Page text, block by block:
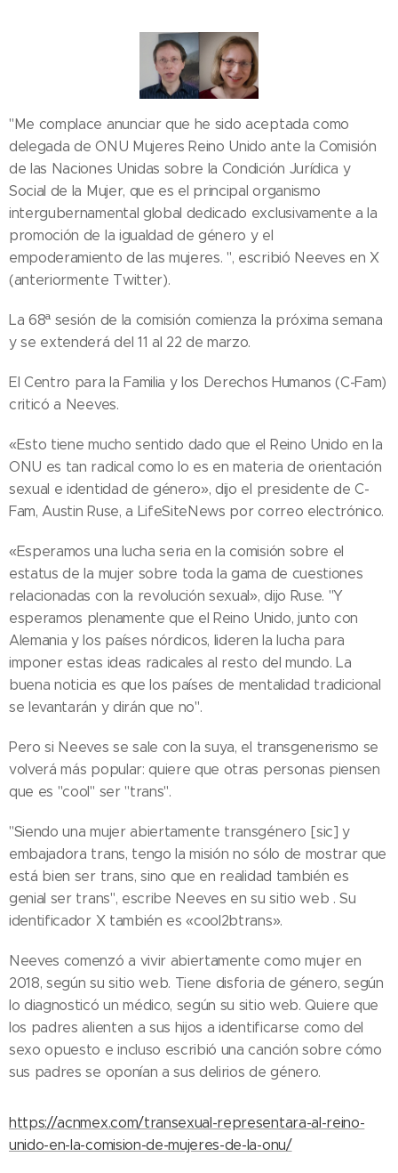
"Me complace anunciar que he sido aceptada como
delegada de ONU Mujeres Reino Unido ante la Comisión
de las Naciones Unidas sobre la Condición Jurídica y
Social de la Mujer, que es el principal organismo
intergubernamental global dedicado exclusivamente a la
promoción de la igualdad de género y el
empoderamiento de las mujeres. ", escribió Neeves en X
(anteriormente Twitter).
La 68ª sesión de la comisión comienza la próxima semana
y se extenderá del 11 al 22 de marzo.
El Centro para la Familia y los Derechos Humanos (C-Fam)
criticó a Neeves.
«Esto tiene mucho sentido dado que el Reino Unido en la
ONU es tan radical como lo es en materia de orientación
sexual e identidad de género», dijo el presidente de C-
Fam, Austin Ruse, a LifeSiteNews por correo electrónico.
«Esperamos una lucha seria en la comisión sobre el
estatus de la mujer sobre toda la gama de cuestiones
relacionadas con la revolución sexual», dijo Ruse. "Y
esperamos plenamente que el Reino Unido, junto con
Alemania y los países nórdicos, lideren la lucha para
imponer estas ideas radicales al resto del mundo. La
buena noticia es que los países de mentalidad tradicional
se levantarán y dirán que no".
Pero si Neeves se sale con la suya, el transgenerismo se
volverá más popular: quiere que otras personas piensen
que es "cool" ser "trans".
"Siendo una mujer abiertamente transgénero [sic] y
embajadora trans, tengo la misión no sólo de mostrar que
está bien ser trans, sino que en realidad también es
genial ser trans", escribe Neeves en su sitio web . Su
identificador X también es «cool2btrans».
Neeves comenzó a vivir abiertamente como mujer en
2018, según su sitio web. Tiene disforia de género, según
lo diagnosticó un médico, según su sitio web. Quiere que
los padres alienten a sus hijos a identificarse como del
sexo opuesto e incluso escribió una canción sobre cómo
sus padres se oponían a sus delirios de género.
https://acnmex.com/transexual-representara-al-reino-
unido-en-la-comision-de-mujeres-de-la-onu/
07.08.2026
Piden
05.08.2026
Ley del
asistido
entra en